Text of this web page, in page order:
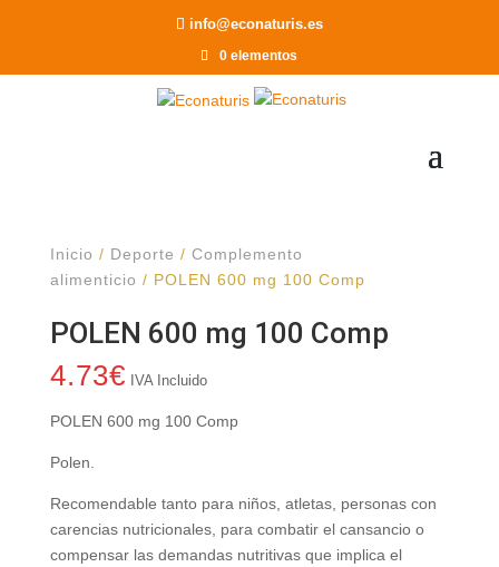
info@econaturis.es
0 elementos
Inicio / Deporte / Complemento
alimenticio / POLEN 600 mg 100 Comp
POLEN 600 mg 100 Comp
4.73€ IVA Incluido
POLEN 600 mg 100 Comp
Polen.
Recomendable tanto para niños, atletas, personas con
carencias nutricionales, para combatir el cansancio o
compensar las demandas nutritivas que implica el